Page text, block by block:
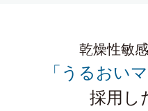
乾燥性敏
「うるおい
採用し